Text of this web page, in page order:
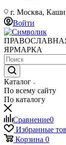
г. Москва,
Войти
ЯРМАРКА
Каталог
По всему сайту
По каталогу
Сравнение0
Избранные
Корзина 0